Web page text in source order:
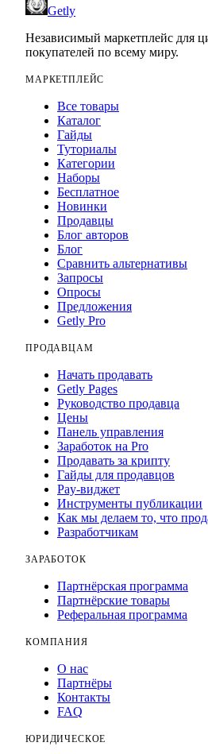
Getly
Независимый маркетплейс для
покупателей по всему миру.
МАРКЕТПЛЕЙС
Все товары
Каталог
Гайды
Туториалы
Категории
Наборы
Бесплатное
Новинки
Продавцы
Блог авторов
Блог
Сравнить альтернативы
Запросы
Опросы
Предложения
Getly Pro
ПРОДАВЦАМ
Начать продавать
Getly Pages
Руководство продавца
Цены
Панель управления
Заработок на Pro
Продавать за крипту
Гайды для продавцов
Pay-виджет
Инструменты публикации
Как мы делаем то, что
Разработчикам
ЗАРАБОТОК
Партнёрская программа
Партнёрские товары
Реферальная программа
КОМПАНИЯ
О нас
Партнёры
Контакты
FAQ
ЮРИДИЧЕСКОЕ